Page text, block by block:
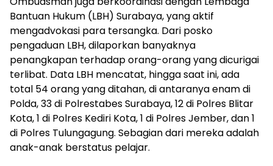
Bantuan Hukum (LBH) Surabaya, yang aktif
mengadvokasi para tersangka. Dari posko
pengaduan LBH, dilaporkan banyaknya
penangkapan terhadap orang-orang yang dicurigai
terlibat. Data LBH mencatat, hingga saat ini, ada
total 54 orang yang ditahan, di antaranya enam di
Polda, 33 di Polrestabes Surabaya, 12 di Polres Blitar
Kota, 1 di Polres Kediri Kota, 1 di Polres Jember, dan 1
di Polres Tulungagung. Sebagian dari mereka adalah
anak-anak berstatus pelajar.